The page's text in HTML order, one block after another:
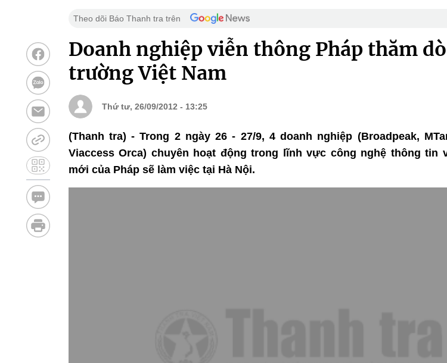
Theo dõi Báo Thanh tra trên
Doanh nghiệp viễn thông Pháp thăm
trường Việt Nam
Thứ tư, 26/09/2012 - 13:25
(Thanh tra) - Trong 2 ngày 26 - 27/9, 4 doanh nghiệp (Broadpeak,
Viaccess Orca) chuyên hoạt động trong lĩnh vực công nghệ thông tin
mới của Pháp sẽ làm việc tại Hà Nội.